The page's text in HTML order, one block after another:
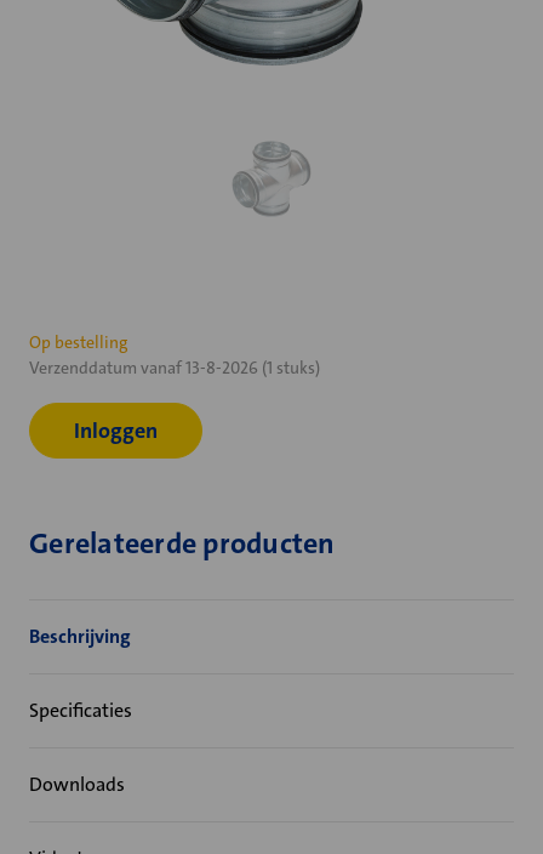
Huidige
voorraad:
Op bestelling
Verzenddatum vanaf 13-8-2026 (1 stuks)
Inloggen
Gerelateerde producten
Beschrijving
Specificaties
Downloads